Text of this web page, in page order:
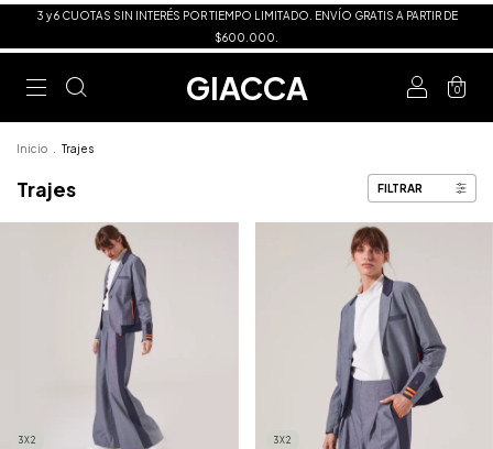
3 y 6 CUOTAS SIN INTERÉS POR TIEMPO LIMITADO. ENVÍO GRATIS A PARTIR DE
$600.000.
GIACCA 0
Inicio Trajes
Trajes FILTRAR
3X2 3X2